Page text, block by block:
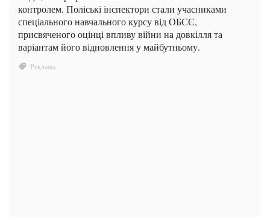
контролем. Поліські інспектори стали учасниками
спеціального навчального курсу від ОБСЄ,
присвяченого оцінці впливу війни на довкілля та
варіантам його відновлення у майбутньому.